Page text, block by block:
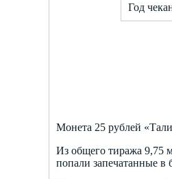
Год
Монета 25 рублей
Из общего тиража 9,75
попали запечатанные в